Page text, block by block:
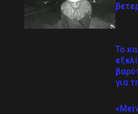
Το
για